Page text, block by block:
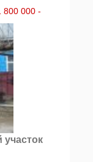
800 000 -